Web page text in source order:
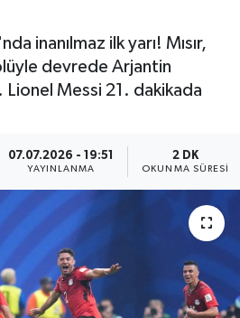
inanılmaz ilk yarı! Mısır,
devrede Arjantin
Lionel Messi 21. dakikada
07.07.2026 - 19:51
YAYINLANMA
2 DK
OKUNMA SÜRESI